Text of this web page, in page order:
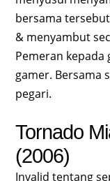
bersama
& menyambut
Pemeran kepada
gamer. Bersama
pegari.
Tornado
(2006)
Invalid tentang